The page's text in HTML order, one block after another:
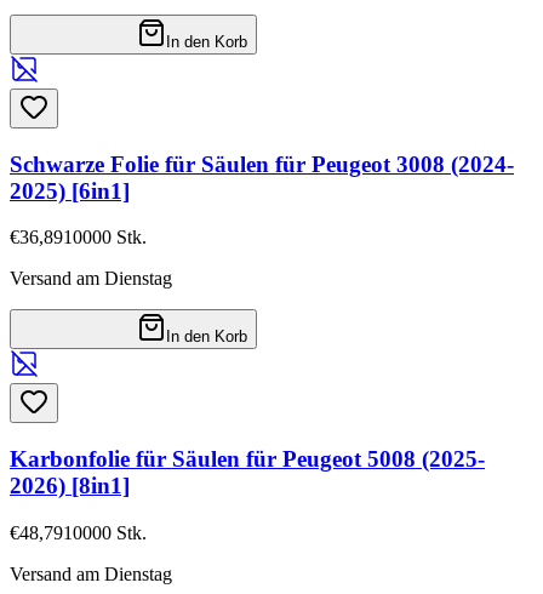
In den Korb
Schwarze Folie für Säulen für Peugeot 3008 (2024-
2025) [6in1]
€36,8910000 Stk.
Versand am Dienstag
In den Korb
Karbonfolie für Säulen für Peugeot 5008 (2025-
2026) [8in1]
€48,7910000 Stk.
Versand am Dienstag